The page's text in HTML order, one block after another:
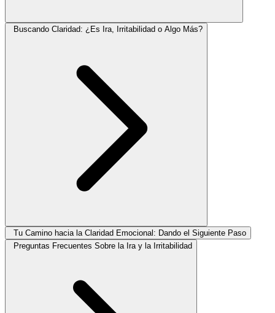
Buscando Claridad: ¿Es Ira, Irritabilidad o Algo Más?
Tu Camino hacia la Claridad Emocional: Dando el Siguiente Paso
Preguntas Frecuentes Sobre la Ira y la Irritabilidad